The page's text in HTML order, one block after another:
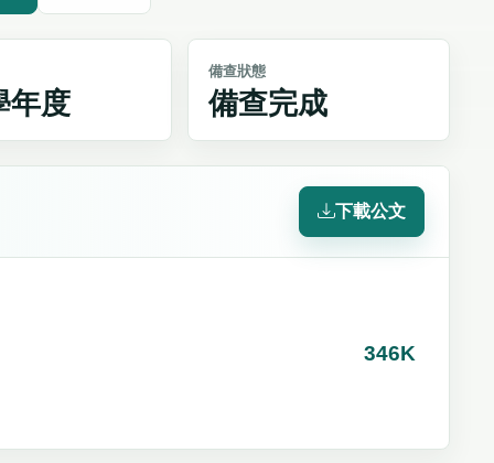
年度
備查狀態
備查完成
下載公文
346K